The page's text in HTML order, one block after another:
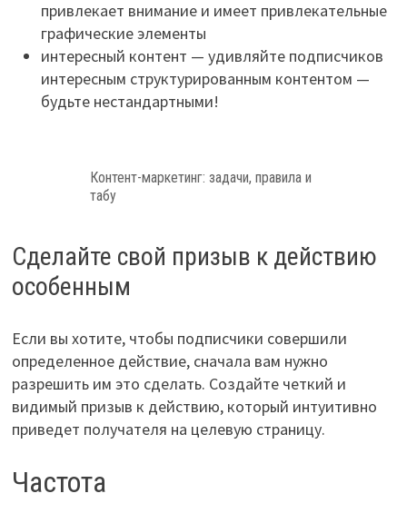
привлекает внимание и имеет привлекательные
графические элементы
интересный контент — удивляйте подписчиков
интересным структурированным контентом —
будьте нестандартными!
Контент-маркетинг: задачи, правила и
табу
Сделайте свой призыв к действию
особенным
Если вы хотите, чтобы подписчики совершили
определенное действие, сначала вам нужно
разрешить им это сделать. Создайте четкий и
видимый призыв к действию, который интуитивно
приведет получателя на целевую страницу.
Частота